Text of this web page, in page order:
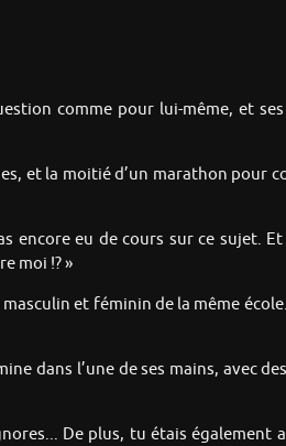
comme pour lui-même, et
et la moitié d’un marathon pour
encore eu de cours sur ce sujet. Et
moi !? »
et féminin de la même
dans l’une de ses mains, avec
De plus, tu étais également